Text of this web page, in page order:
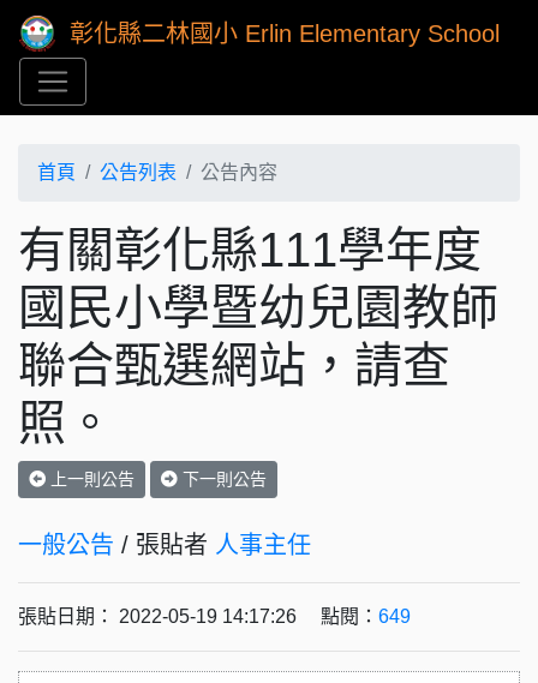
彰化縣二林國小 Erlin Elementary School
首頁 公告列表 公告內容
有關彰化縣111學年度
國民小學暨幼兒園教師
聯合甄選網站，請查
照。
上一則公告 下一則公告
一般公告 / 張貼者 人事主任
張貼日期： 2022-05-19 14:17:26 點閱： 649